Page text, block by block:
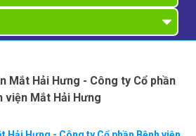
Mắt Hải Hưng - Công ty Cổ phần
viện Mắt Hải Hưng